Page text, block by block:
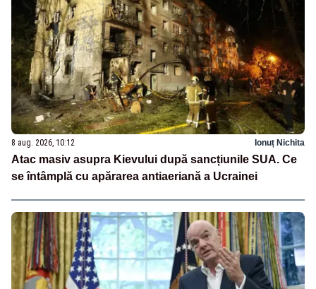
8 aug. 2026, 10:12 Ionuț Nichita
Atac masiv asupra Kievului după sancțiunile SUA. Ce
se întâmplă cu apărarea antiaeriană a Ucrainei